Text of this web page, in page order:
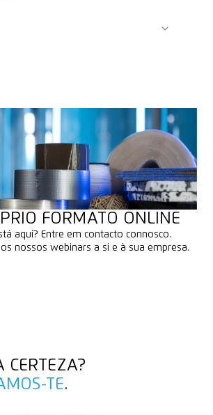
FORMATO ONLINE
aqui? Entre em contacto connosco.
nossos webinars a si e à sua empresa.
CERTEZA?
TE.